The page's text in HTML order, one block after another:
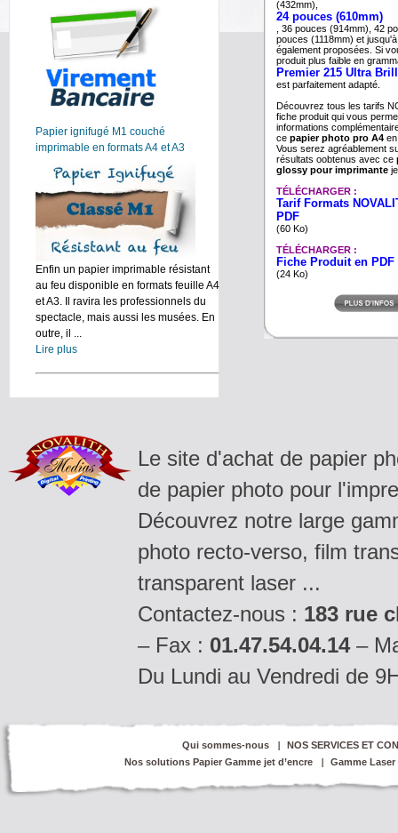
Papier ignifugé M1 couché
imprimable en formats A4 et A3
Enfin un papier imprimable résistant
au feu disponible en formats feuille A4
et A3. Il ravira les professionnels du
spectacle, mais aussi les musées. En
outre, il ...
Lire plus
(432mm),
24 pouces (610mm)
, 36 pouces (914mm), 42
pouces (1118mm) et
également proposées. Si
produit plus faible en
Premier 215 Ultra
est parfaitement adapté.
Découvrez tous les tarifs
fiche produit qui vous
informations
ce papier photo pro A4
Vous serez agréablement
résultats oobtenus avec ce
glossy pour imprimante
TÉLÉCHARGER :
Tarif Formats
PDF
(60 Ko)
TÉLÉCHARGER :
Fiche Produit en PDF
(24 Ko)
Le site d'achat de papier
de papier photo pour
Découvrez notre large
photo recto-verso, film
transparent laser ...
Contactez-nous : 183 rue
– Fax : 01.47.54.04.14–
Du Lundi au Vendredi de
Qui sommes-nous
NOS SERVICES ET
Nos solutions Papier Gamme jet d’encre
Gamme Laser